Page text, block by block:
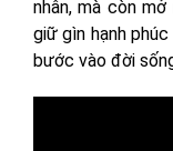
nhân, mà còn
giữ gìn hạnh
bước vào đời